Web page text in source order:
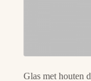
Glas met houten